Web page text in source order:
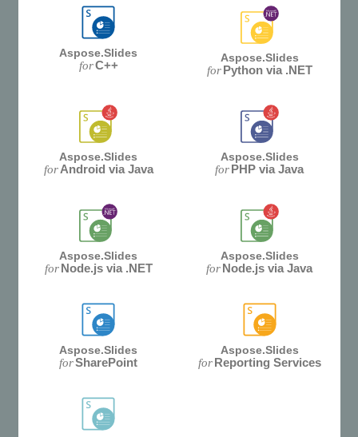
Aspose.Slides
forC++
Aspose.Slides
for Python via .NET
Aspose.Slides
for Android via Java
Aspose.Slides
forPHP via Java
Aspose.Slides
for Node.js via .NET
Aspose.Slides
forNode.js via Java
Aspose.Slides
forSharePoint
Aspose.Slides
for Reporting Services